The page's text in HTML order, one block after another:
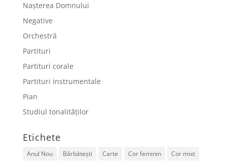
Nașterea Domnului
Negative
Orchestră
Partituri
Partituri corale
Partituri instrumentale
Pian
Studiul tonalităților
Etichete
Anul Nou Bărbătești Carte Cor feminin Cor mixt